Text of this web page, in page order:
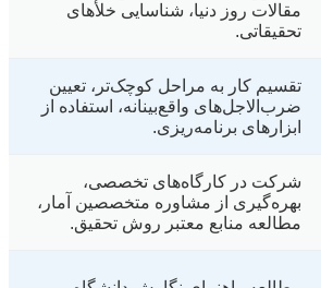
مقالات روز دنیا، شناسایی خلأهای
تحقیقاتی.
تقسیم کار به مراحل کوچک‌تر، تعیین
ضرب‌الاجل‌های واقع‌بینانه، استفاده از
ابزارهای برنامه‌ریزی.
شرکت در کارگاه‌های تخصصی،
بهره‌گیری از مشاوره متخصصین آمار،
مطالعه منابع معتبر روش تحقیق.